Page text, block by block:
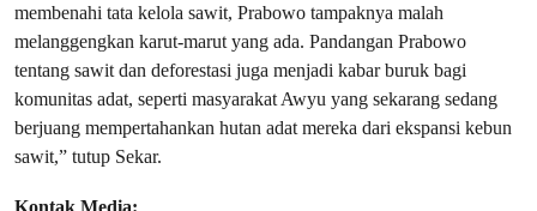
membenahi tata kelola sawit, Prabowo tampaknya malah
melanggengkan karut-marut yang ada. Pandangan Prabowo
tentang sawit dan deforestasi juga menjadi kabar buruk bagi
komunitas adat, seperti masyarakat Awyu yang sekarang sedang
berjuang mempertahankan hutan adat mereka dari ekspansi kebun
sawit,” tutup Sekar.